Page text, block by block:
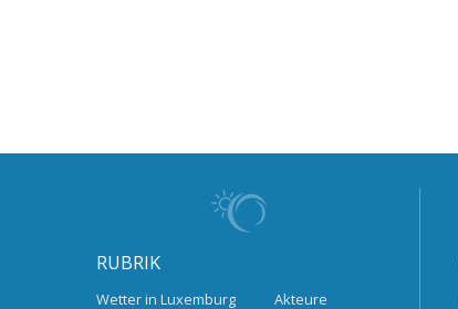
RUBRIK
Wetter in Luxemburg Akteure